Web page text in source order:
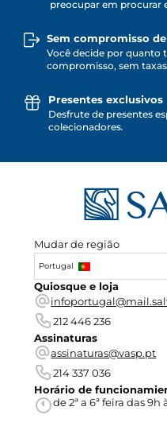
preocupar em procurar
Sem compromisso
Você decide por quanto
compromisso, sem
Presentes exclusivos
Desfrute de presentes
colecionadores.
Mudar de região
Portugal
Quiosque e loja
212 446 236
Assinaturas
assinaturas@vasp.pt
214 337 036
Horário de
de 2ª a 6ª feira das 9h